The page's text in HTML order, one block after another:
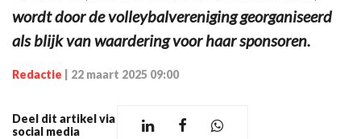
wordt door de volleybalvereniging georganiseerd
als blijk van waardering voor haar sponsoren.
Redactie 22 maart 2025 09:00
Deel dit artikel via
social media